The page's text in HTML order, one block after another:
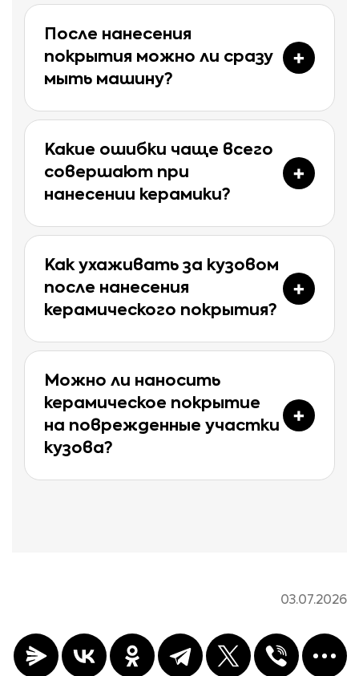
После нанесения
покрытия можно ли сразу
мыть машину?
Какие ошибки чаще всего
совершают при
нанесении керамики?
Как ухаживать за кузовом
после нанесения
керамического покрытия?
Можно ли наносить
керамическое покрытие
на поврежденные участки
кузова?
03.07.2026